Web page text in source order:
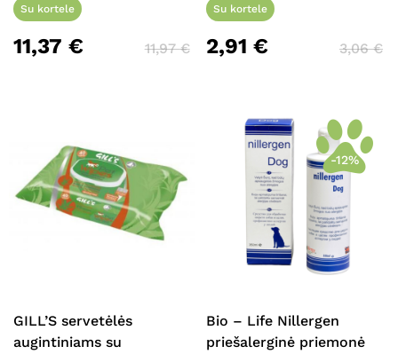
Krepšelyje nėra produktų.
Su kortele
11,37 € 11,97€
Su kortele
2,91€ 3,06€
GILL’S servetėlės
augintiniams su
-12%
Bio – Life Nillergen
priešalerginė priemonė